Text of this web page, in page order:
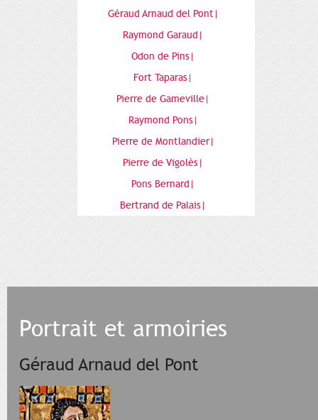
Géraud Arnaud del Pont|
Raymond Garaud|
Odon de Pins|
Fort Taparas|
Pierre de Gameville|
Raymond Pons|
Pierre de Montlandier|
Pierre de Vigolès|
Pons Bernard|
Bertrand de Palais|
Portrait et armoiries
Géraud Arnaud del Pont